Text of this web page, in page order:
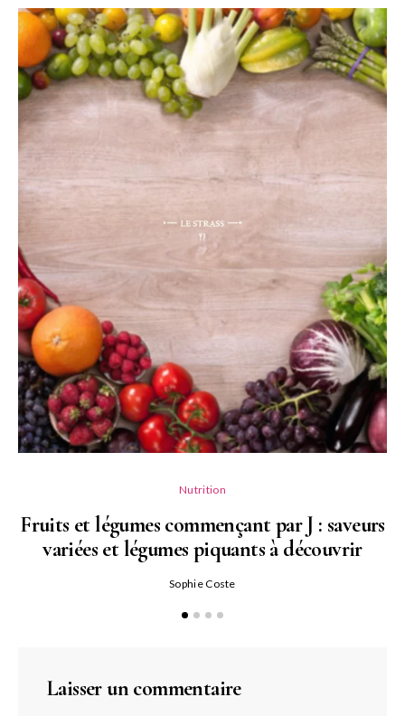
Nutrition
Fruits et légumes commençant par J : saveurs
variées et légumes piquants à découvrir
Sophie Coste
Laisser un commentaire